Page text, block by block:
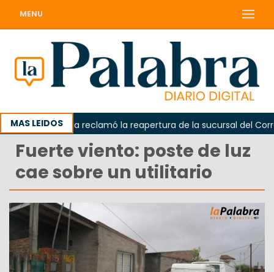
MENU
MAS LEIDOS
Odarda reclamó la reapertura de la sucursal del Correo
Fuerte viento: poste de luz
cae sobre un utilitario